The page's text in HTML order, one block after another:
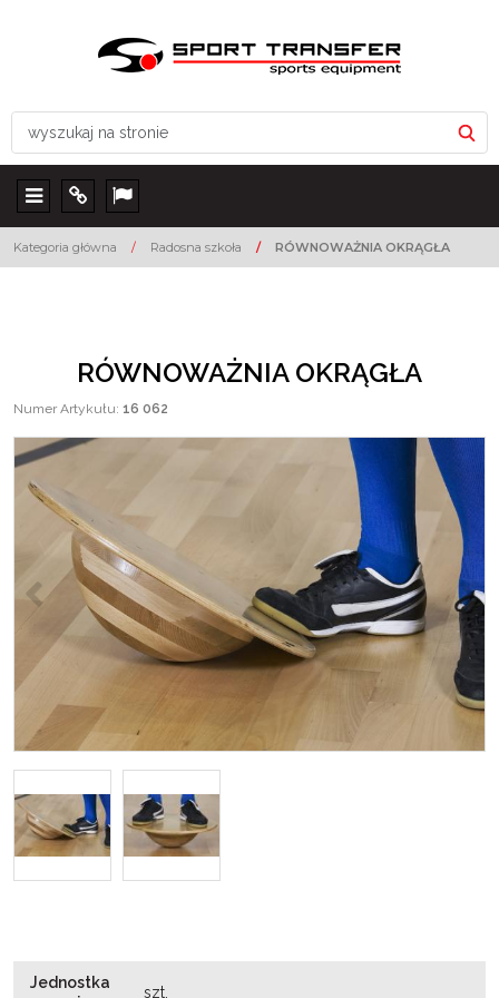
Menu Info Lang
Kategoria główna / Radosna szkoła / RÓWNOWAŻNIA OKRĄGŁA
RÓWNOWAŻNIA OKRĄGŁA
Numer Artykułu: 16 062
< >
Jednostka
szt.